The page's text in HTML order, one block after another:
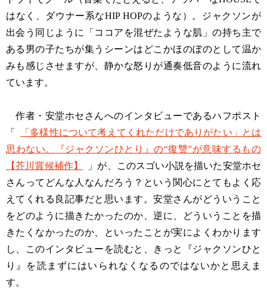
はなく、ダウナー系なHIP HOPのような）。ジャクソンが
出会う同じように「ココアを混ぜたような肌」の持ち主で
ある男の子たちが集うシーンはどこかほのぼのとして温か
みも感じさせますが、静かな怒りが通奏低音のように流れ
ています。
作者・安堂ホセさんへのインタビューであるハフポスト
「
「多様性について考えてくれただけでありがたい」とは
思わない。『ジャクソンひとり』の“復讐”が意味するもの
【芥川賞候補作】
」が、このスゴい小説を描いた安堂ホセ
さんってどんな人なんだろう？という関心にとてもよく応
えてくれる良記事だと思います。安堂さんがどういうこと
をどのように描きたかったのか、逆に、どういうことを描
きたくなかったのか、といったことが実によくわかります
し、このインタビューを読むと、きっと『ジャクソンひと
り』を読まずにはいられなくなるのではないかと思えま
す。